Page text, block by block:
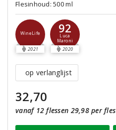
Flesinhoud: 500 ml
WineLife
2021
92
Luca
Maroni
2020
op verlanglijst
32,70
vanaf 12 flessen 29,98 per fles